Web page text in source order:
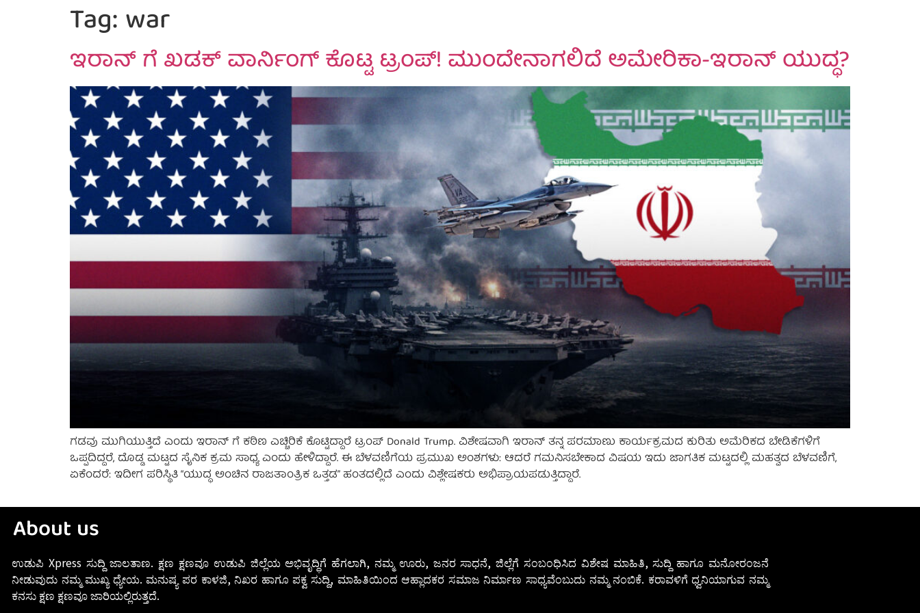
Tag:war
ಇರಾನ್ ಗೆ ಖಡಕ್ ವಾರ್ನಿಂಗ್ ಕೊಟ್ಟ ಟ್ರಂಪ್! ಮುಂದೇನಾಗಲಿದೆ ಅಮೇರಿಕಾ-ಇರಾನ್ ಯುದ್ಧ?
ಗಡವು ಮುಗಿಯುತ್ತಿದೆ ಎಂದು ಇರಾನ್ ಗೆ ಕಠಿಣ ಎಚ್ಚಿರಿಕೆ ಕೊಟ್ಟಿದ್ದಾರೆ ಟ್ರಂಪ್ Donald Trump. ವಿಶೇಷವಾಗಿ ಇರಾನ್ ತನ್ನ ಪರಮಾಣು ಕಾರ್ಯಕ್ರಮದ ಕುರಿತು ಅಮೆರಿಕದ ಬೇಡಿಕೆಗಳಿಗೆ
ಒಪ್ಪದಿದ್ದರೆ, ದೊಡ್ಡ ಮಟ್ಟದ ಸೈನಿಕ ಕ್ರಮ ಸಾಧ್ಯ ಎಂದು ಹೇಳಿದ್ದಾರೆ. ಈ ಬೆಳವಣಿಗೆಯ ಪ್ರಮುಖ ಅಂಶಗಳು: ಆದರೆ ಗಮನಿಸಬೇಕಾದ ವಿಷಯ ಇದು ಜಾಗತಿಕ ಮಟ್ಟದಲ್ಲಿ ಮಹತ್ವದ ಬೆಳವಣಿಗೆ,
ಏಕೆಂದರೆ: ಇದೀಗ ಪರಿಸ್ಥಿತಿ “ಯುದ್ಧ ಅಂಚಿನ ರಾಜತಾಂತ್ರಿಕ ಒತ್ತಡ” ಹಂತದಲ್ಲಿದೆ ಎಂದು ವಿಶ್ಲೇಷಕರು ಅಭಿಪ್ರಾಯಪಡುತ್ತಿದ್ದಾರೆ.
About us
ಉಡುಪಿ Xpress ಸುದ್ದಿ ಜಾಲತಾಣ. ಕ್ಷಣ ಕ್ಷಣವೂ ಉಡುಪಿ ಜಿಲ್ಲೆಯ ಅಭಿವೃದ್ಧಿಗೆ ಹೆಗಲಾಗಿ, ನಮ್ಮ ಊರು, ಜನರ ಸಾಧನೆ, ಜಿಲ್ಲೆಗೆ ಸಂಬಂಧಿಸಿದ ವಿಶೇಷ ಮಾಹಿತಿ, ಸುದ್ದಿ ಹಾಗೂ ಮನೋರಂಜನೆ
ನೀಡುವುದು ನಮ್ಮ ಮುಖ್ಯ ಧ್ಯೇಯ. ಮನುಷ್ಯ ಪರ ಕಾಳಜಿ, ನಿಖರ ಹಾಗೂ ಪಕ್ವ ಸುದ್ದಿ, ಮಾಹಿತಿಯಿಂದ ಆಹ್ಲಾದಕರ ಸಮಾಜ ನಿರ್ಮಾಣ ಸಾಧ್ಯವೆಂಬುದು ನಮ್ಮ ನಂಬಿಕೆ. ಕರಾವಳಿಗೆ ಧ್ವನಿಯಾಗುವ ನಮ್ಮ
ಕನಸು ಕ್ಷಣ ಕ್ಷಣವೂ ಜಾರಿಯಲ್ಲಿರುತ್ತದೆ.